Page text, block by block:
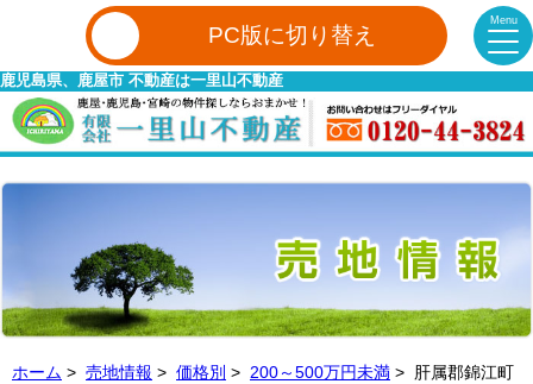
Menu
PC版に切り替え
鹿児島県、鹿屋市 不動産は一里山不動産
ホーム > 売地情報 > 価格別 > 200～500万円未満 > 肝属郡錦江町